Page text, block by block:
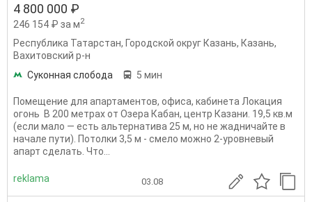
4 800 000 ₽
246 154 ₽ за м2
Республика Татарстан, Городской округ Казань, Казань,
Вахитовский р-н
Суконная слобода
5 мин
Помещение для апартаментов, офиса, кабинета Локация
огонь В 200 метрах от Озера Кабан, центр Казани. 19,5 кв.м
(если мало — есть альтернатива 25 м, но не жадничайте в
начале пути). Потолки 3,5 м - смело можно 2-уровневый
апарт сделать. Что...
reklama 03.08